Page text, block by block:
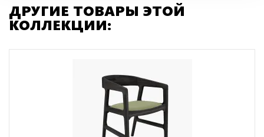
ДРУГИЕ ТОВАРЫ ЭТОЙ
КОЛЛЕКЦИИ: